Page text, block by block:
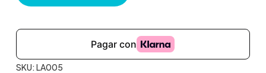
SKU: LA005